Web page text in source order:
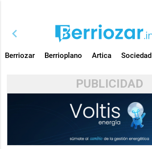
chevron_left
Berriozar Berrioplano Artica Sociedad
PUBLICIDAD